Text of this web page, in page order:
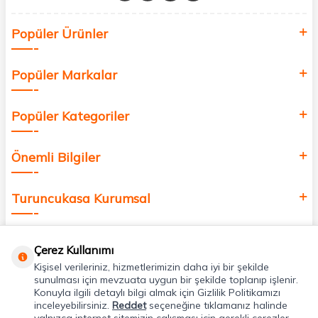
değer katmak için bize katılın!
Popüler Ürünler
Popüler Markalar
Popüler Kategoriler
Önemli Bilgiler
Turuncukasa Kurumsal
Uygulamalarımız
Çerez Kullanımı
Kişisel verileriniz, hizmetlerimizin daha iyi bir şekilde
sunulması için mevzuata uygun bir şekilde toplanıp işlenir.
Konuyla ilgili detaylı bilgi almak için Gizlilik Politikamızı
inceleyebilirsiniz. Reddetseçeneğine tıklamanız halinde